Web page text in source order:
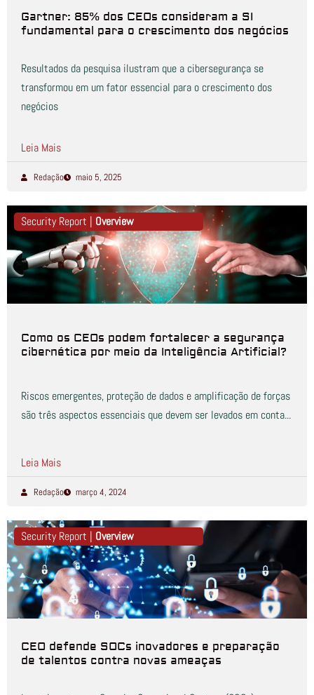
Gartner: 85% dos CEOs consideram a SI
fundamental para o crescimento dos negócios
Resultados da pesquisa ilustram que a cibersegurança se
transformou em um fator essencial para o crescimento dos
negócios
Leia Mais
Redação maio 5, 2025
Security Report | Overview
Como os CEOs podem fortalecer a segurança
cibernética por meio da Inteligência Artificial?
Riscos emergentes, proteção de dados e amplificação de forças
são três aspectos essenciais que devem ser levados em conta...
Leia Mais
Redação março 4, 2024
Security Report | Overview
CEO defende SOCs inovadores e preparação
de talentos contra novas ameaças